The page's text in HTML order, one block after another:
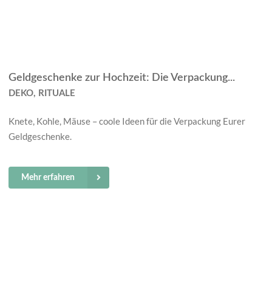
Geldgeschenke zur Hochzeit: Die Verpackung...
DEKO, RITUALE
Knete, Kohle, Mäuse – coole Ideen für die Verpackung Eurer
Geldgeschenke.
Mehr erfahren